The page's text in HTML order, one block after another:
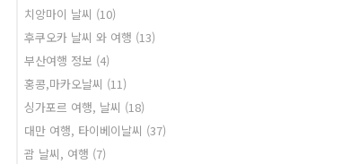
치앙마이 날씨 (10)
후쿠오카 날씨 와 여행 (13)
부산여행 정보 (4)
홍콩,마카오날씨 (11)
싱가포르 여행, 날씨 (18)
대만 여행, 타이베이날씨 (37)
괌 날씨, 여행 (7)